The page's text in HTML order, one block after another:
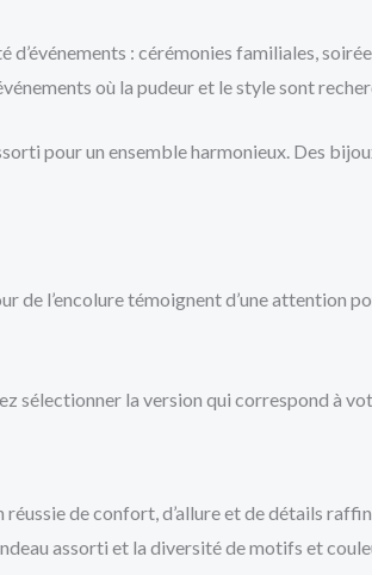
: cérémonies familiales,
où la pudeur et le style sont
pour un ensemble harmonieux. Des
de l’encolure témoignent d’une attention
sélectionner la version qui correspond à
de confort, d’allure et de détails
assorti et la diversité de motifs et